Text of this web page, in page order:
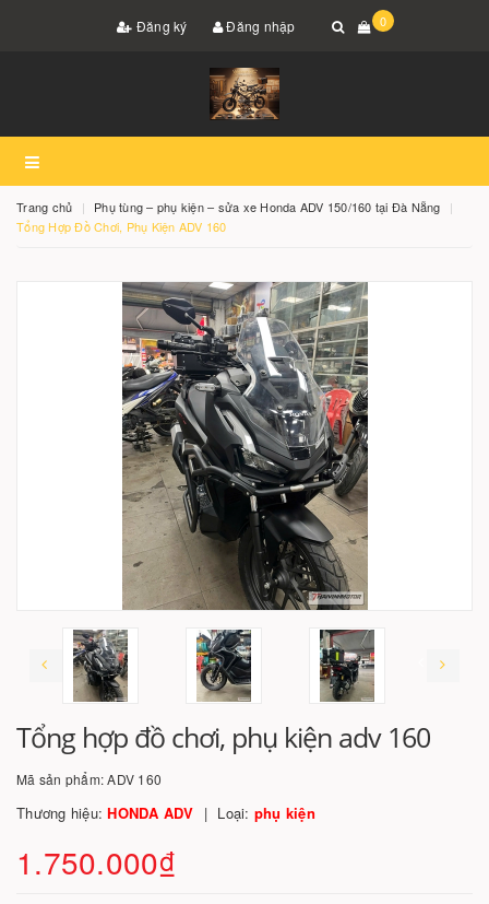
Đăng ký Đăng nhập 0
Trang chủ
Phụ tùng – phụ kiện – sửa xe Honda ADV 150/160 tại Đà Nẵng
Tổng Hợp Đồ Chơi, Phụ Kiện ADV 160
Tổng hợp đồ chơi, phụ kiện adv 160
Mã sản phẩm:ADV 160
Thương hiệu:HONDA ADV Loại: phụ kiện
1.750.000₫